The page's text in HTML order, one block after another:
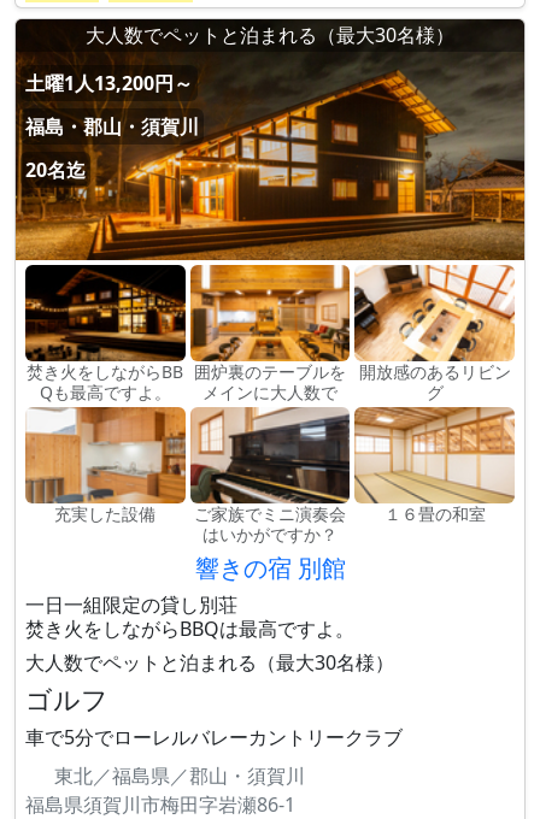
大人数でペットと泊まれる（最大30名様）
土曜1人13,200円～
福島・郡山・須賀川
20名迄
焚き火をしながらBB
Qも最高ですよ。
囲炉裏のテーブルを
メインに大人数で
開放感のあるリビン
グ
充実した設備
ご家族でミニ演奏会
はいかがですか？
１６畳の和室
響きの宿 別館
一日一組限定の貸し別荘
焚き火をしながらBBQは最高ですよ。
大人数でペットと泊まれる（最大30名様）
ゴルフ
車で5分でローレルバレーカントリークラブ
東北／福島県／郡山・須賀川
福島県須賀川市梅田字岩瀬86-1